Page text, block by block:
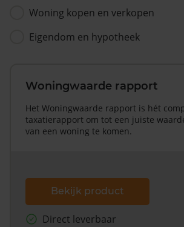
Woning kopen en verkopen
Eigendom en hypotheek
Woningwaarde rapport
Het Woningwaarde rapport is hét
taxatierapport om tot een juiste
van een woning te komen.
Bekijk product
Direct leverbaar